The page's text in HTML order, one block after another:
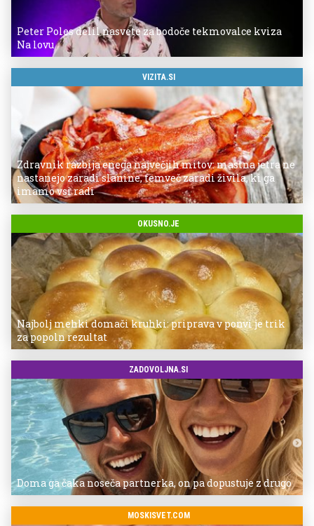
Peter Poles delil nasvete za bodoče tekmovalce kviza
Na lovu
VIZITA.SI
Zdravnik razbija enega največjih mitov: mastna jetra ne
nastanejo zaradi slanine, temveč zaradi živila, ki ga
imamo vsi radi
OKUSNO.JE
Najbolj mehki domači kruhki: priprava v ponvi je trik
za popoln rezultat
ZADOVOLJNA.SI
Doma ga čaka noseča partnerka, on pa dopustuje z drugo
MOSKISVET.COM